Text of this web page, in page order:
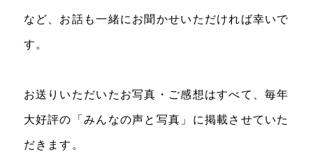
など、お話も一緒にお聞かせいただければ幸いで
す。
お送りいただいたお写真・ご感想はすべて、毎年
大好評の「みんなの声と写真」に掲載させていた
だきます。